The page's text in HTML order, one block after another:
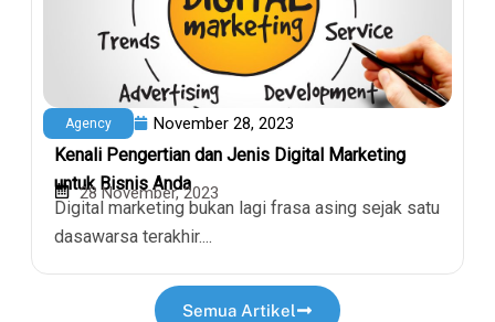
Agency November 28, 2023
Kenali Pengertian dan Jenis Digital Marketing
untuk Bisnis Anda
28 November, 2023
Digital marketing bukan lagi frasa asing sejak satu
dasawarsa terakhir....
Semua Artikel